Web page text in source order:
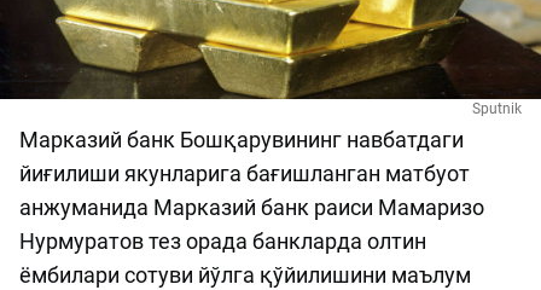
Sputnik
Марказий банк Бошқарувининг навбатдаги
йиғилиши якунларига бағишланган матбуот
анжуманида Марказий банк раиси Мамаризо
Нурмуратов тез орада банкларда олтин
ёмбилари сотуви йўлга қўйилишини маълум